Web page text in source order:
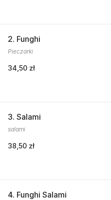
2. Funghi
Pieczarki
34,50 zł
3. Salami
salami
38,50 zł
4. Funghi Salami